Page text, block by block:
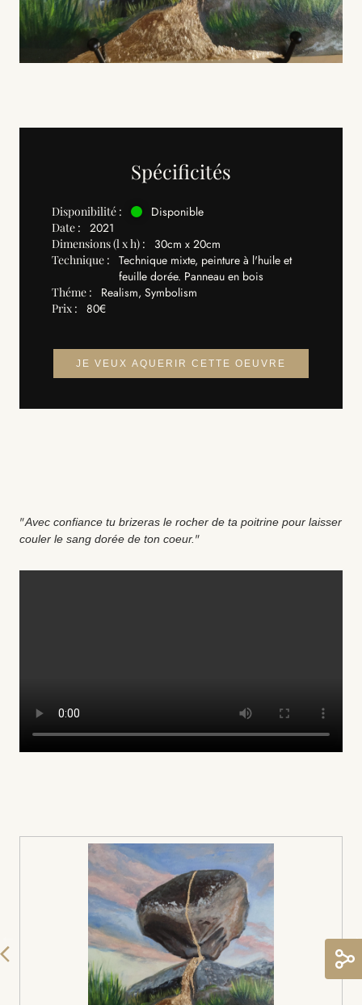
Spécificités
Disponibilité : Disponible
Date : 2021
Dimensions (l x h) : 30cm x 20cm
Technique :
Technique mixte, peinture à l'huile et
feuille dorée. Panneau en bois
Théme : Realism, Symbolism
Prix : 80€
JE VEUX AQUERIR CETTE OEUVRE
"Avec confiance tu brizeras le rocher de ta poitrine pour laisser
couler le sang dorée de ton coeur. "